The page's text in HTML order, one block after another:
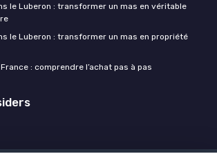
le Luberon : transformer un mas en véritable
le Luberon : transformer un mas en propriété
: comprendre l’achat pas à pas